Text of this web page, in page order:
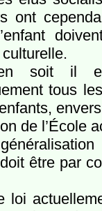
ont
en soit il
tous
de l’École
être par
loi